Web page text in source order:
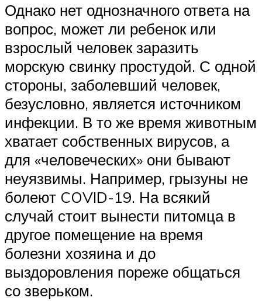
Однако нет однозначного ответа на
вопрос, может ли ребенок или
взрослый человек заразить
морскую свинку простудой. С одной
стороны, заболевший человек,
безусловно, является источником
инфекции. В то же время животным
хватает собственных вирусов, а
для «человеческих» они бывают
неуязвимы. Например, грызуны не
болеют COVID-19. На всякий
случай стоит вынести питомца в
другое помещение на время
болезни хозяина и до
выздоровления пореже общаться
со зверьком.